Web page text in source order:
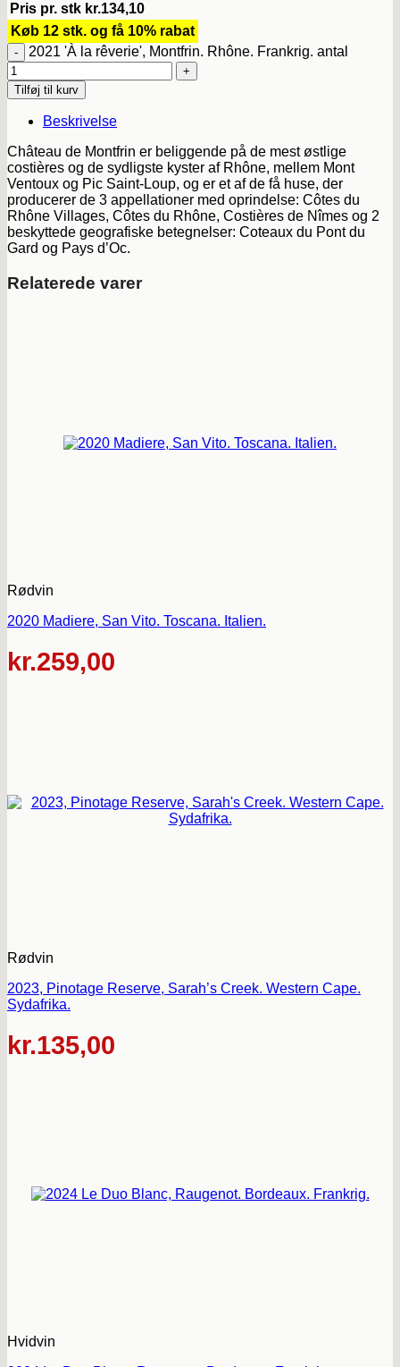
Pris pr. stk kr.134,10
Køb 12 stk. og få 10% rabat
2021 'À la rêverie', Montfrin. Rhône. Frankrig. antal
Tilføj til kurv
Beskrivelse
Château de Montfrin er beliggende på de mest østlige
costières og de sydligste kyster af Rhône, mellem Mont
Ventoux og Pic Saint-Loup, og er et af de få huse, der
producerer de 3 appellationer med oprindelse: Côtes du
Rhône Villages, Côtes du Rhône, Costières de Nîmes og 2
beskyttede geografiske betegnelser: Coteaux du Pont du
Gard og Pays d’Oc.
Relaterede varer
Rødvin
2020 Madiere, San Vito. Toscana. Italien.
kr.259,00
Rødvin
2023, Pinotage Reserve, Sarah’s Creek. Western Cape.
Sydafrika.
kr.135,00
Hvidvin